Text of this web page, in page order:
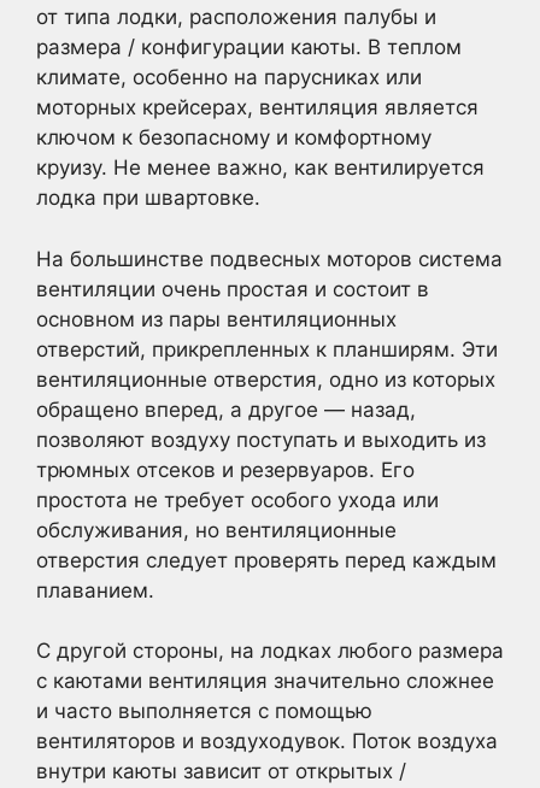
от типа лодки, расположения палубы и
размера / конфигурации каюты. В теплом
климате, особенно на парусниках или
моторных крейсерах, вентиляция является
ключом к безопасному и комфортному
круизу. Не менее важно, как вентилируется
лодка при швартовке.
На большинстве подвесных моторов система
вентиляции очень простая и состоит в
основном из пары вентиляционных
отверстий, прикрепленных к планширям. Эти
вентиляционные отверстия, одно из которых
обращено вперед, а другое — назад,
позволяют воздуху поступать и выходить из
трюмных отсеков и резервуаров. Его
простота не требует особого ухода или
обслуживания, но вентиляционные
отверстия следует проверять перед каждым
плаванием.
С другой стороны, на лодках любого размера
с каютами вентиляция значительно сложнее
и часто выполняется с помощью
вентиляторов и воздуходувок. Поток воздуха
внутри каюты зависит от открытых /